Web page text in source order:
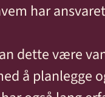
har
dette være
å planlegge
Arv og